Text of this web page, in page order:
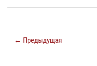
← Предыдущая